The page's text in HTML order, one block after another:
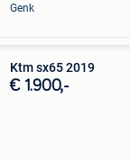
Genk
Ktm sx65 2019
€ 1.900,-